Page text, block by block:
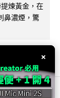
煉黃金，在
鼻濃煙，驚
×